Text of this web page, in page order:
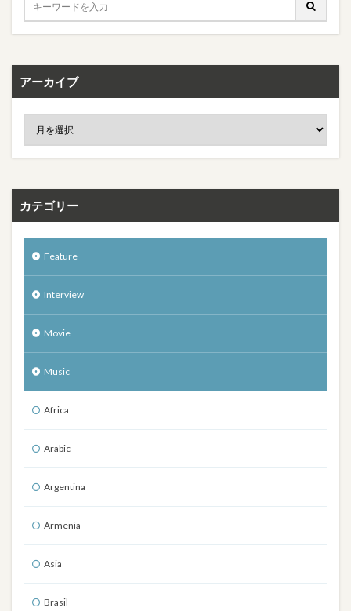
アーカイブ
カテゴリー
Feature
Interview
Movie
Music
Africa
Arabic
Argentina
Armenia
Asia
Brasil